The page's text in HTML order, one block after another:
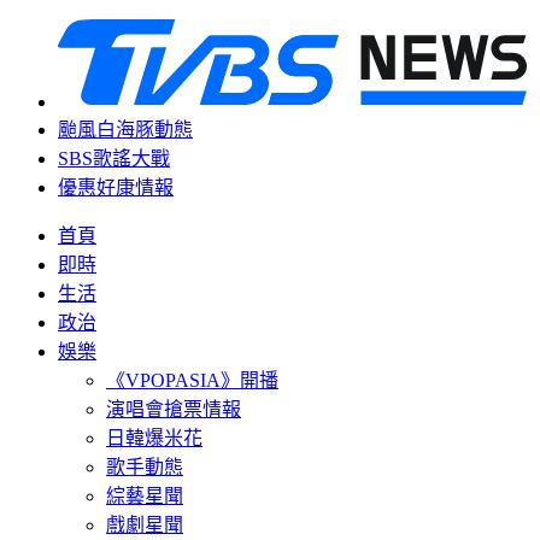
颱風白海豚動態
SBS歌謠大戰
優惠好康情報
首頁
即時
生活
政治
娛樂
《VPOPASIA》開播
演唱會搶票情報
日韓爆米花
歌手動態
綜藝星聞
戲劇星聞